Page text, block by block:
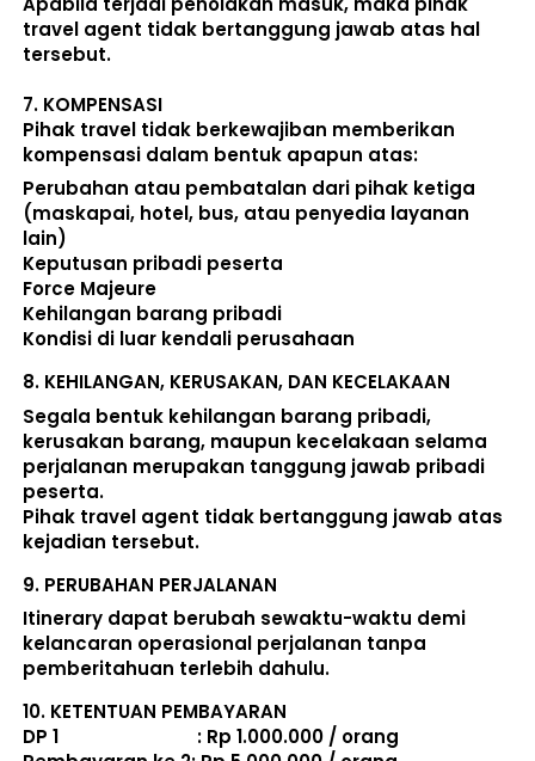
travel agent tidak bertanggung jawab atas hal
tersebut.
7. KOMPENSASI
Pihak travel tidak berkewajiban memberikan
kompensasi dalam bentuk apapun atas:
Perubahan atau pembatalan dari pihak ketiga
(maskapai, hotel, bus, atau penyedia layanan
lain)
Keputusan pribadi peserta
Force Majeure
Kehilangan barang pribadi
Kondisi di luar kendali perusahaan
8. KEHILANGAN, KERUSAKAN, DAN KECELAKAAN
Segala bentuk kehilangan barang pribadi,
kerusakan barang, maupun kecelakaan selama
perjalanan merupakan tanggung jawab pribadi
peserta.
Pihak travel agent tidak bertanggung jawab atas
kejadian tersebut.
9. PERUBAHAN PERJALANAN
Itinerary dapat berubah sewaktu-waktu demi
kelancaran operasional perjalanan tanpa
pemberitahuan terlebih dahulu.
10. KETENTUAN PEMBAYARAN
DP 1                             : Rp 1.000.000 / orang